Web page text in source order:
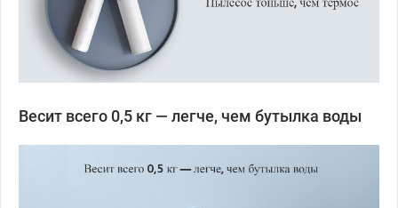
Весит всего 0,5 кг — легче, чем бутылка воды